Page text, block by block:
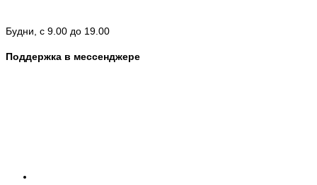
Будни, с 9.00 до 19.00
Поддержка в мессенджере